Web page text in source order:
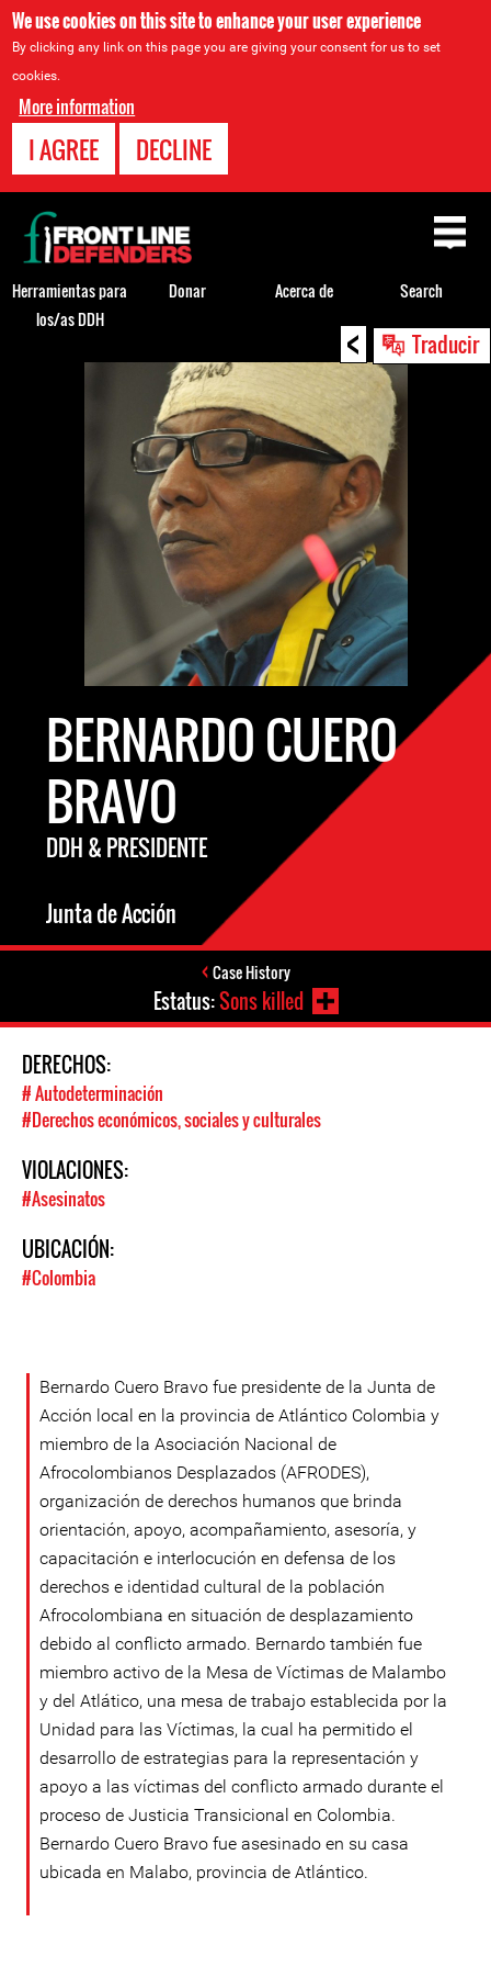
We use cookies on this site to enhance your user experience
By clicking any link on this page you are giving your consent for us to set
cookies.
More information
I AGREE DECLINE
< Traducir
Back
BERNARDO CUERO
BRAVO
DDH & PRESIDENTE
Junta de Acción
Case History
Estatus:Sons killed
DERECHOS:
# Autodeterminación
#Derechos económicos, sociales y culturales
VIOLACIONES:
#Asesinatos
UBICACIÓN:
#Colombia
Bernardo Cuero Bravo fue presidente de la Junta de
Acción local en la provincia de Atlántico Colombia y
miembro de la Asociación Nacional de
Afrocolombianos Desplazados (AFRODES),
organización de derechos humanos que brinda
orientación, apoyo, acompañamiento, asesoría, y
capacitación e interlocución en defensa de los
derechos e identidad cultural de la población
Afrocolombiana en situación de desplazamiento
debido al conflicto armado. Bernardo también fue
miembro activo de la Mesa de Víctimas de Malambo
y del Atlático, una mesa de trabajo establecida por la
Unidad para las Víctimas, la cual ha permitido el
desarrollo de estrategias para la representación y
apoyo a las víctimas del conflicto armado durante el
proceso de Justicia Transicional en Colombia.
Bernardo Cuero Bravo fue asesinado en su casa
ubicada en Malabo, provincia de Atlántico.
Back
to
top
Herramientas para
los/as DDH
Donar Acerca de Search